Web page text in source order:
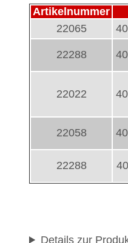
Artikelnummer
22065
22288
22022
22058
22288
Details zur